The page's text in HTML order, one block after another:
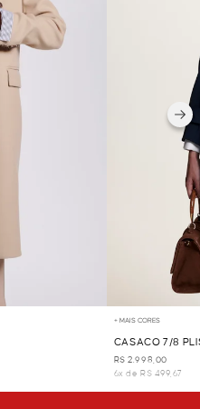
+ MAIS CORES
CASACO 7/8
R$ 2.998,00
6x de R$ 499,67